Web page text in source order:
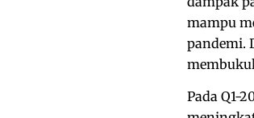
mampu
pandemi.
Pada Q1-